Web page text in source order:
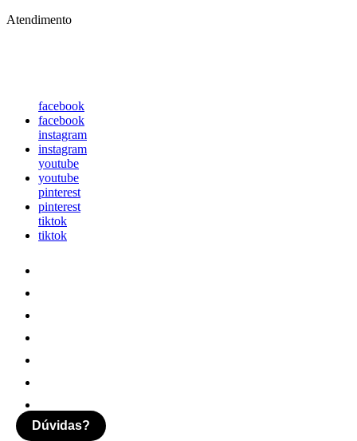
Dúvidas?
Atendimento
facebook
facebook
instagram
instagram
youtube
youtube
pinterest
pinterest
tiktok
tiktok